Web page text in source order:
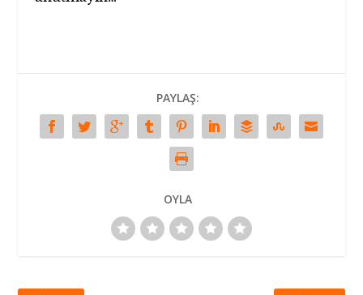
PAYLAŞ:
OYLA